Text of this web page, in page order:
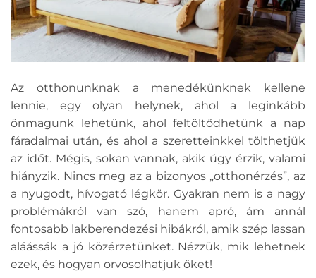
Az otthonunknak a menedékünknek kellene
lennie, egy olyan helynek, ahol a leginkább
önmagunk lehetünk, ahol feltöltődhetünk a nap
fáradalmai után, és ahol a szeretteinkkel tölthetjük
az időt. Mégis, sokan vannak, akik úgy érzik, valami
hiányzik. Nincs meg az a bizonyos „otthonérzés”, az
a nyugodt, hívogató légkör. Gyakran nem is a nagy
problémákról van szó, hanem apró, ám annál
fontosabb lakberendezési hibákról, amik szép lassan
aláássák a jó közérzetünket. Nézzük, mik lehetnek
ezek, és hogyan orvosolhatjuk őket!